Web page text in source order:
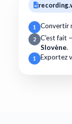
1 Convertir
2 C'est fait
Slovène.
1 Exportez